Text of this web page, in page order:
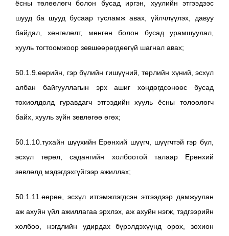
ёсны төлөөлөгч болон бусад иргэн, хуулийн этгээдээс
шууд ба шууд бусаар тусламж авах, үйлчлүүлэх, давуу
байдал, хөнгөлөлт, мөнгөн болон бусад урамшуулал,
хууль тогтоомжоор зөвшөөрөгдөөгүй шагнал авах;
50.1.9.өөрийн, гэр бүлийн гишүүний, төрлийн хүний, эсхүл
албан байгууллагын эрх ашиг хөндөгдсөнөөс бусад
тохиолдолд гуравдагч этгээдийн хууль ёсны төлөөлөгч
байх, хууль зүйн зөвлөгөө өгөх;
50.1.10.тухайн шүүхийн Ерөнхий шүүгч, шүүгчтэй гэр бүл,
эсхүл төрөл, садангийн холбоотой талаар Ерөнхий
зөвлөлд мэдэгдэхгүйгээр ажиллах;
50.1.11.өөрөө, эсхүл итгэмжлэгдсэн этгээдээр дамжуулан
аж ахуйн үйл ажиллагаа эрхлэх, аж ахуйн нэгж, тэдгээрийн
холбоо, нэгдлийн удирдах бүрэлдэхүүнд орох, зохион